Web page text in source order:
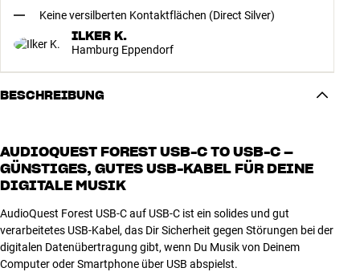
Keine versilberten Kontaktflächen (Direct Silver)
ILKER K.
Hamburg Eppendorf
BESCHREIBUNG
AUDIOQUEST FOREST USB-C TO USB-C –
GÜNSTIGES, GUTES USB-KABEL FÜR DEINE
DIGITALE MUSIK
AudioQuest Forest USB-C auf USB-C ist ein solides und gut
verarbeitetes USB-Kabel, das Dir Sicherheit gegen Störungen bei der
digitalen Datenübertragung gibt, wenn Du Musik von Deinem
Computer oder Smartphone über USB abspielst.